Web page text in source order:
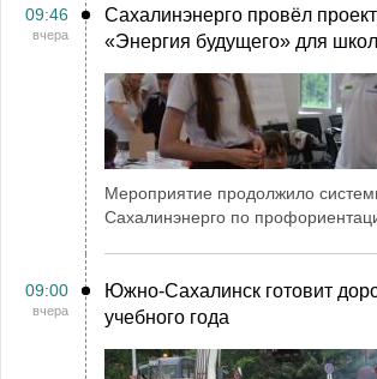
09:46
вчера
Сахалинэнерго провёл
«Энергия будущего» для
Мероприятие продолжило
Сахалинэнерго по
09:00
вчера
Южно-Сахалинск готовит
учебного года